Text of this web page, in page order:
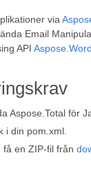
via
Email
API
Aspose.Total för
i din pom.xml.
få en ZIP-fil från